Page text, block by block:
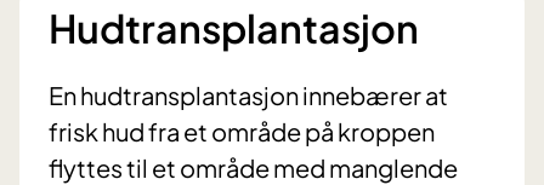
Hudtransplantasjon
En hudtransplantasjon innebærer at
frisk hud fra et område på kroppen
flyttes til et område med manglende